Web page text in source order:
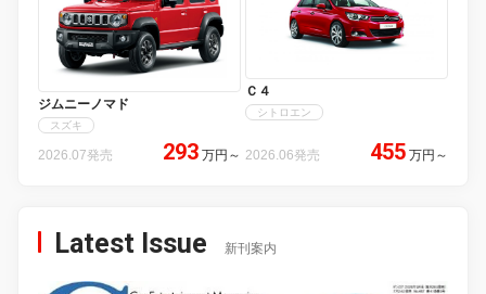
ジムニーノマド
スズキ
2026.07発売 293 万円 ～
Ｃ４
シトロエン
2026.06発売 455 万円 ～
Latest Issue 新刊案内